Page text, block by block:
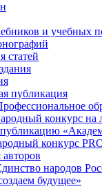
и учебных
статей
публикация
конкурс
конкурс
народов
будущее»